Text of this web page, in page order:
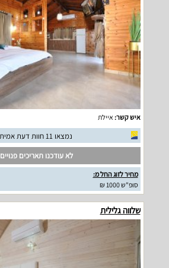
איש קשר: איילת
נמצאו 11 חוות דעת אמיתיות
לא עודכנו תאריכים פנויים
מחיר לזוג החל מ:
סופ"ש 1000 ₪
שלווה גלילית